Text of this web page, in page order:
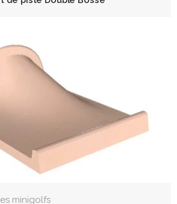
minigolfs